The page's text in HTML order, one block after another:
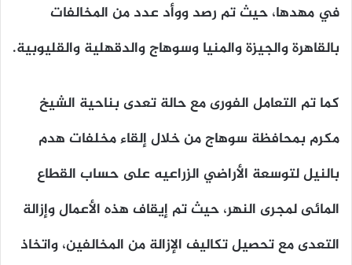
في مهدها، حيث تم رصد ووأد عدد من المخالفات
بالقاهرة والجيزة والمنيا وسوهاج والدقهلية والقليوبية.
كما تم التعامل الفورى مع حالة تعدى بناحية الشيخ
مكرم بمحافظة سوهاج من خلال إلقاء مخلفات هدم
بالنيل لتوسعة الأراضي الزراعيه على حساب القطاع
المائى لمجرى النهر، حيث تم إيقاف هذه الأعمال وإزالة
التعدى مع تحصيل تكاليف الإزالة من المخالفين، واتخاذ